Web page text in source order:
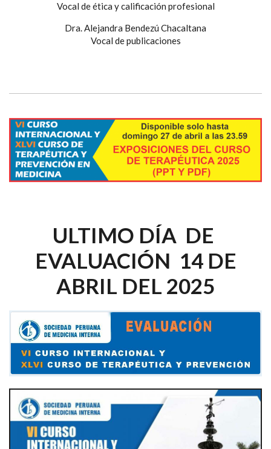
Vocal de ética y calificación profesional
Dra. Alejandra Bendezú Chacaltana
Vocal de publicaciones
ULTIMO DÍA DE
EVALUACIÓN 14 DE
ABRIL DEL 2025